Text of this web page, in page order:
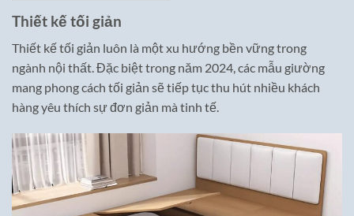
Thiết kế tối giản
Thiết kế tối giản luôn là một xu hướng bền vững trong
ngành nội thất. Đặc biệt trong năm 2024, các mẫu giường
mang phong cách tối giản sẽ tiếp tục thu hút nhiều khách
hàng yêu thích sự đơn giản mà tinh tế.